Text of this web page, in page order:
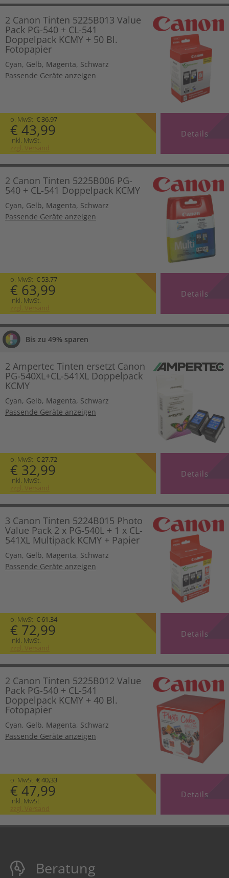
2 Canon Tinten 5225B013 Value
Pack PG-540 + CL-541
Doppelpack KCMY + 50 Bl.
Fotopapier
Cyan, Gelb, Magenta, Schwarz
Passende Geräte anzeigen
o. MwSt. € 36,97
€ 43,99
inkl. MwSt.
zzgl. Versand
Details
2 Canon Tinten 5225B006 PG-
540 + CL-541 Doppelpack KCMY
Cyan, Gelb, Magenta, Schwarz
Passende Geräte anzeigen
o. MwSt. € 53,77
€ 63,99
inkl. MwSt.
zzgl. Versand
Details
Bis zu 49% sparen
2 Ampertec Tinten ersetzt Canon
PG-540XL+CL-541XL Doppelpack
KCMY
Cyan, Gelb, Magenta, Schwarz
Passende Geräte anzeigen
o. MwSt. € 27,72
€ 32,99
inkl. MwSt.
zzgl. Versand
Details
3 Canon Tinten 5224B015 Photo
Value Pack 2 x PG-540L + 1 x CL-
541XL Multipack KCMY + Papier
Cyan, Gelb, Magenta, Schwarz
Passende Geräte anzeigen
o. MwSt. € 61,34
€ 72,99
inkl. MwSt.
zzgl. Versand
Details
2 Canon Tinten 5225B012 Value
Pack PG-540 + CL-541
Doppelpack KCMY + 40 Bl.
Fotopapier
Cyan, Gelb, Magenta, Schwarz
Passende Geräte anzeigen
o. MwSt. € 40,33
€ 47,99
inkl. MwSt.
zzgl. Versand
Details
Beratung